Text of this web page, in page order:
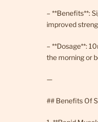
– **Benefits**:
improved
– **Dosage**:
the morning or
—
## Benefits Of